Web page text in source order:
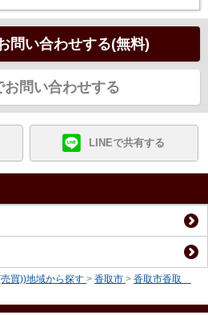
問い合わせする(無料)
お問い合わせする
LINEで共有する
買))地域から探す > 香取市 > 香取市香取